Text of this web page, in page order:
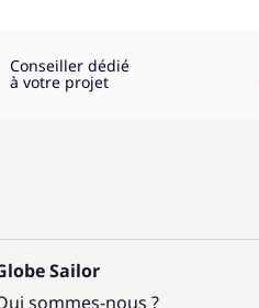
Conseiller dédié
à votre projet
Sailor
sommes-nous ?